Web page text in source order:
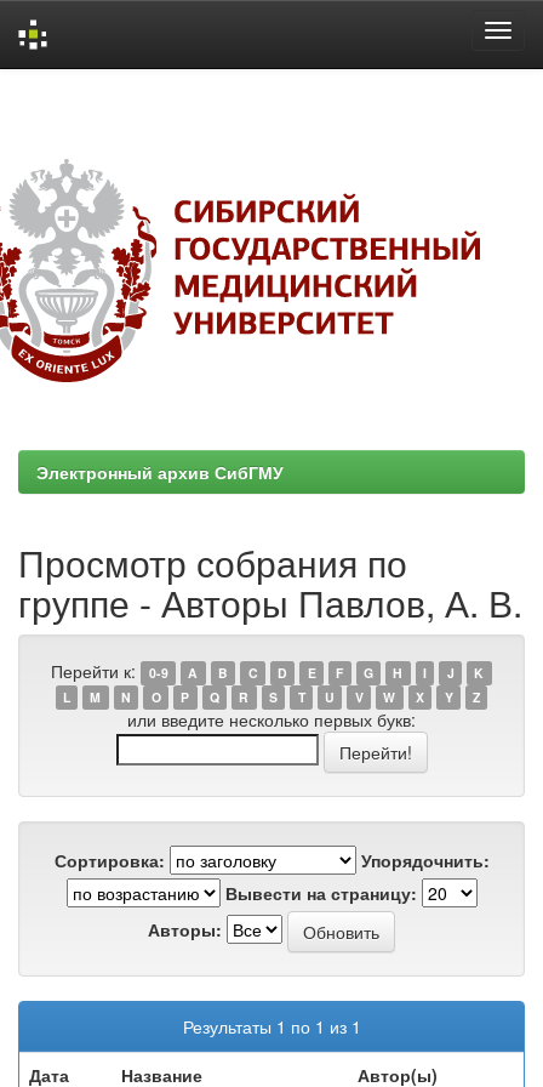
Электронный архив СибГМУ
Просмотр собрания по
группе - Авторы Павлов, А. В.
Перейти к: 0-9 A B C D E F G H I J
K
L
M N O P Q R S T U V W X Y Z
или введите несколько первых букв:
Сортировка:
Упорядочнить:
Вывести на страницу:
Авторы:
Результаты 1 по 1 из 1
Дата
Название Автор(ы)